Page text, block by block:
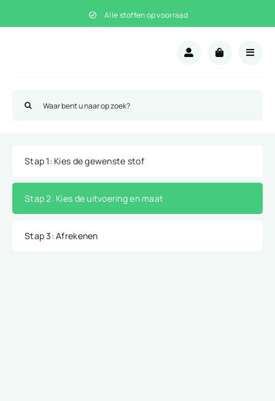
naar
Alle stoffen op voorraad
naar:
Stap 1: Kies de gewenste stof
Stap 2: Kies de uitvoering en maat
Stap 3: Afrekenen